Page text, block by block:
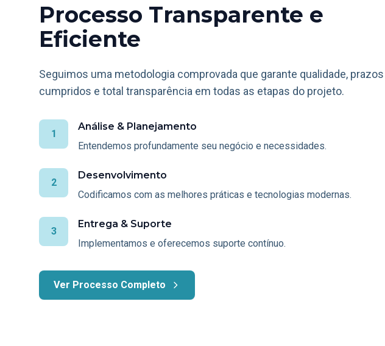
Processo Transparente e
Eficiente
Seguimos uma metodologia comprovada que garante qualidade, prazos
cumpridos e total transparência em todas as etapas do projeto.
1
Análise & Planejamento
Entendemos profundamente seu negócio e necessidades.
2
Desenvolvimento
Codificamos com as melhores práticas e tecnologias modernas.
3
Entrega & Suporte
Implementamos e oferecemos suporte contínuo.
Ver Processo Completo